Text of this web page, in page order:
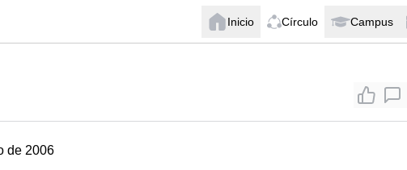
Inicio Círculo Campus
de 2006